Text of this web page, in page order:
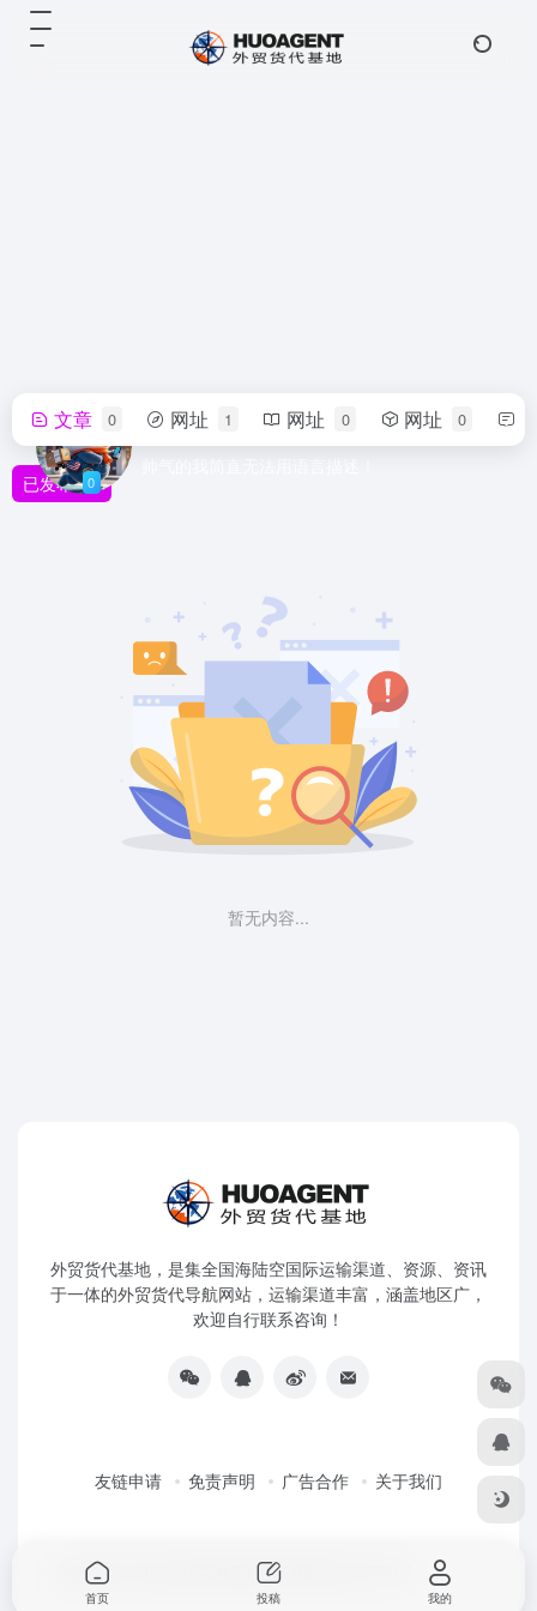
Good Time
文章 0 网址 1 网址 0 网址 0
已发布 0
暂无内容...
外贸货代基地，是集全国海陆空国际运输渠道、资源、资讯
于一体的外贸货代导航网站，运输渠道丰富，涵盖地区广，
欢迎自行联系咨询！
友链申请 免责声明 广告合作 关于我们
Copyright © 2026 外贸货代基地粤ICP备2023157751号
首页 投稿 我的